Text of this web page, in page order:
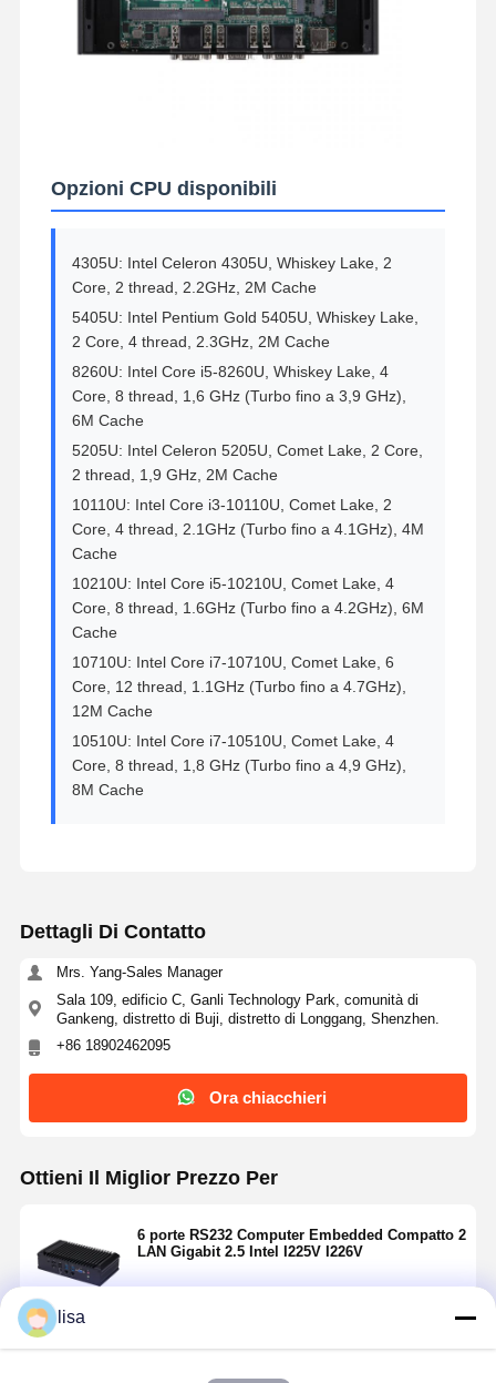
Opzioni CPU disponibili
4305U: Intel Celeron 4305U, Whiskey Lake, 2
Core, 2 thread, 2.2GHz, 2M Cache
5405U: Intel Pentium Gold 5405U, Whiskey Lake,
2 Core, 4 thread, 2.3GHz, 2M Cache
8260U: Intel Core i5-8260U, Whiskey Lake, 4
Core, 8 thread, 1,6 GHz (Turbo fino a 3,9 GHz),
6M Cache
5205U: Intel Celeron 5205U, Comet Lake, 2 Core,
2 thread, 1,9 GHz, 2M Cache
10110U: Intel Core i3-10110U, Comet Lake, 2
Core, 4 thread, 2.1GHz (Turbo fino a 4.1GHz), 4M
Cache
10210U: Intel Core i5-10210U, Comet Lake, 4
Core, 8 thread, 1.6GHz (Turbo fino a 4.2GHz), 6M
Cache
10710U: Intel Core i7-10710U, Comet Lake, 6
Core, 12 thread, 1.1GHz (Turbo fino a 4.7GHz),
12M Cache
10510U: Intel Core i7-10510U, Comet Lake, 4
Core, 8 thread, 1,8 GHz (Turbo fino a 4,9 GHz),
8M Cache
Dettagli Di Contatto
Mrs. Yang-Sales Manager
Sala 109, edificio C, Ganli Technology Park, comunità di
Gankeng, distretto di Buji, distretto di Longgang, Shenzhen.
+86 18902462095
Ora chiacchieri
Ottieni Il Miglior Prezzo Per
6 porte RS232 Computer Embedded Compatto 2
LAN Gigabit 2.5 Intel I225V I226V
Continua
lisa